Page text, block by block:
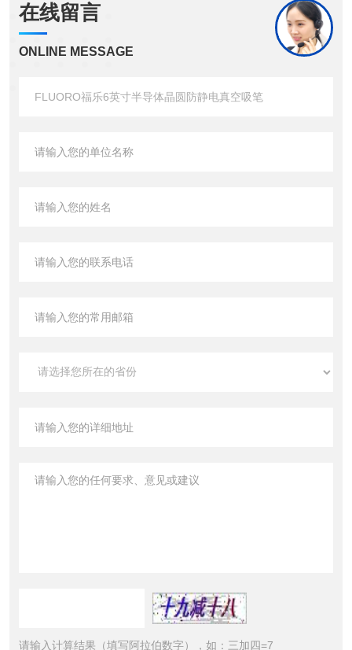
在线留言
ONLINE MESSAGE
请输入计算结果（填写阿拉伯数字），如：三加四=7